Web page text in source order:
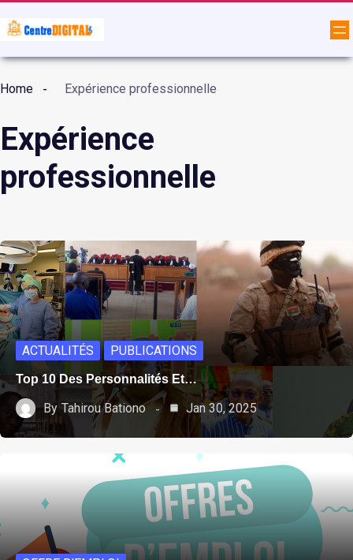
Home Expérience professionnelle
Expérience
professionnelle
ACTUALITÉS PUBLICATIONS
Top 10 Des Personnalités Et…
By Tahirou Bationo Jan 30, 2025